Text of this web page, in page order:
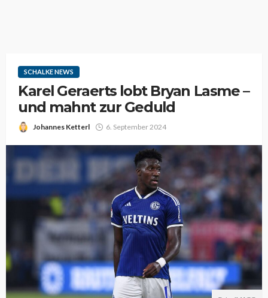
SCHALKE NEWS
Karel Geraerts lobt Bryan Lasme –
und mahnt zur Geduld
Johannes Ketterl 6. September 2024